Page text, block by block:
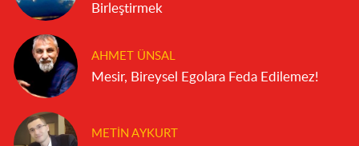
Birleştirmek
AHMET ÜNSAL
Mesir, Bireysel Egolara Feda Edilemez!
METIN AYKURT